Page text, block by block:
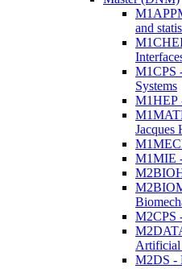
and
M1CPS
Systems
M1HEP
Jacques
M1MIE
M2CPS
Artificial
M2DS -